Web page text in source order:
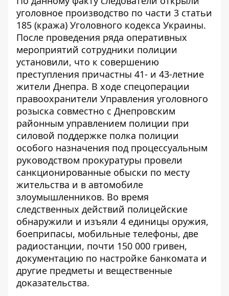
уголовное производство по части 3 статьи
185 (кража) Уголовного кодекса Украины.
После проведения ряда оперативных
мероприятий сотрудники полиции
установили, что к совершению
преступления причастны 41- и 43-летние
жители Днепра. В ходе спецоперации
правоохранители Управления уголовного
розыска совместно с Днепровским
районным управлением полиции при
силовой поддержке полка полиции
особого назначения под процессуальным
руководством прокуратуры провели
санкционированные обыски по месту
жительства и в автомобиле
злоумышленников. Во время
следственных действий полицейские
обнаружили и изъяли 4 единицы оружия,
боеприпасы, мобильные телефоны, две
радиостанции, почти 150 000 гривен,
документацию по настройке банкомата и
другие предметы и вещественные
доказательства.